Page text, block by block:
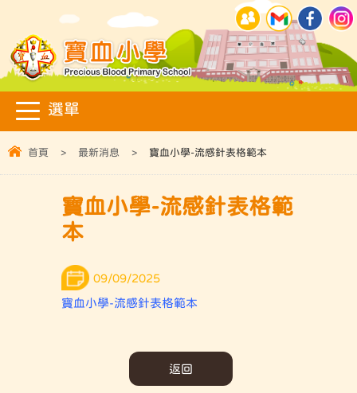
首頁 > 最新消息 > 寶血小學-流感針表格範本
寶血小學-流感針表格範
本
09/09/2025
寶血小學-流感針表格範本
返回